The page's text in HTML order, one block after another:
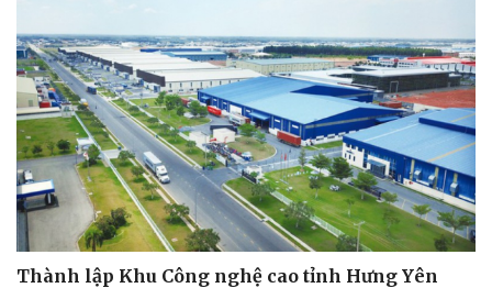
Thành lập Khu Công nghệ cao tỉnh Hưng Yên